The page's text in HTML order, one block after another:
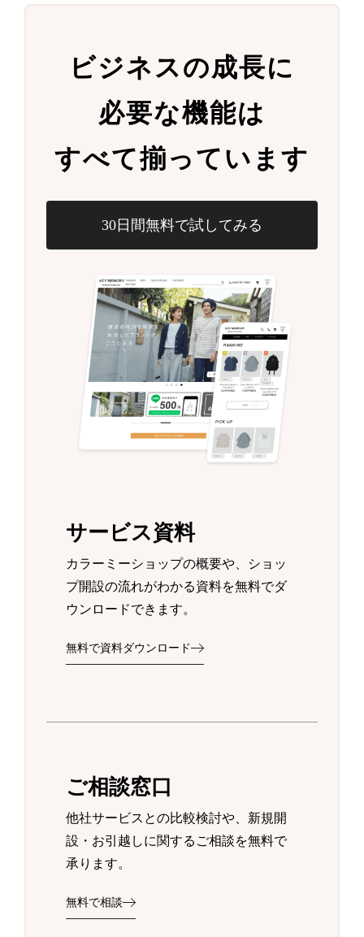
ビジネスの成長に
必要な機能は
すべて揃っています
30日間無料で試してみる
サービス資料
カラーミーショップの概要や、ショッ
プ開設の流れがわかる資料を無料でダ
ウンロードできます。
無料で資料ダウンロード
ご相談窓口
他社サービスとの比較検討や、新規開
設・お引越しに関するご相談を無料で
承ります。
無料で相談